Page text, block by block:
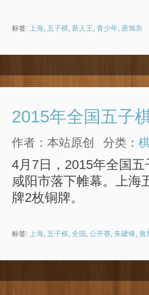
标签: 上海 五子棋 新人王 青少年 唐旭东
2015年全国五子
作者：本站原创 分类：
4月7日，2015年全国
咸阳市落下帷幕。上海
牌2枚铜牌。
标签: 上海, 五子棋, 全国 , 公开赛, 朱建锋, 唐